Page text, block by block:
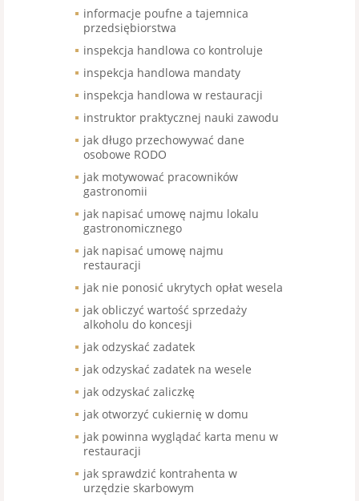
informacje poufne a tajemnica
przedsiębiorstwa
inspekcja handlowa co kontroluje
inspekcja handlowa mandaty
inspekcja handlowa w restauracji
instruktor praktycznej nauki zawodu
jak długo przechowywać dane
osobowe RODO
jak motywować pracowników
gastronomii
jak napisać umowę najmu lokalu
gastronomicznego
jak napisać umowę najmu
restauracji
jak nie ponosić ukrytych opłat wesela
jak obliczyć wartość sprzedaży
alkoholu do koncesji
jak odzyskać zadatek
jak odzyskać zadatek na wesele
jak odzyskać zaliczkę
jak otworzyć cukiernię w domu
jak powinna wyglądać karta menu w
restauracji
jak sprawdzić kontrahenta w
urzędzie skarbowym